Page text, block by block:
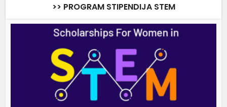
>> PROGRAM STIPENDIJA STEM